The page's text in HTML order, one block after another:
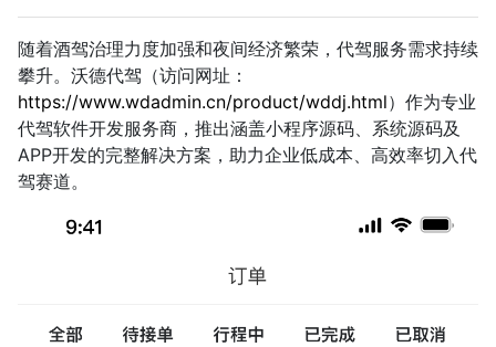
随着酒驾治理力度加强和夜间经济繁荣，代驾服务需求持续
攀升。沃德代驾（访问网址：
https://www.wdadmin.cn/product/wddj.html）作为专业
代驾软件开发服务商，推出涵盖小程序源码、系统源码及
APP开发的完整解决方案，助力企业低成本、高效率切入代
驾赛道。